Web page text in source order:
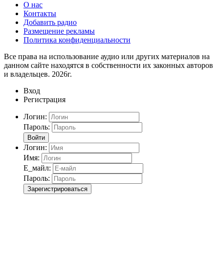
О нас
Контакты
Добавить радио
Размещение рекламы
Политика конфиденциальности
Все права на использование аудио или других материалов на
данном сайте находятся в собственности их законных авторов
и владельцев. 2026г.
Вход
Регистрация
Логин:
Пароль:
Войти
Логин:
Имя:
Е_майл:
Пароль:
Зарегистрироваться